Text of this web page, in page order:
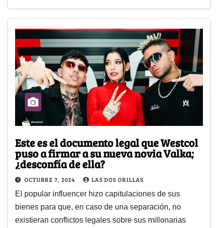
Este es el documento legal que Westcol
puso a firmar a su nueva novia Valka;
¿desconfía de ella?
OCTUBRE 7, 2024 LAS DOS ORILLAS
El popular influencer hizo capitulaciones de sus
bienes para que, en caso de una separación, no
existieran conflictos legales sobre sus millonarias